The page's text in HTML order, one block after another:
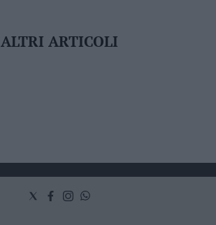
ALTRI ARTICOLI